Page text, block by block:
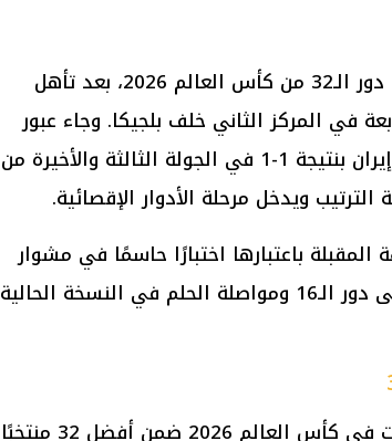
يلتقي منتخب مصر مع أستراليا في دور الـ32 من كأس العالم 2026، بعد تأهل
في المركز الثاني خلف بلجيكا. وجاء عبور
المنتخب المصري عقب التعادل مع إيران بنتيجة 1-1 في الجولة الثالثة والأخيرة من
ويدخل مرحلة الأدوار الإقصائية.
باعتبارها اختبارًا حاسمًا في مشوار
المنتخب، حيث يعني الفوز العبور إلى دور الـ16 ومواصلة الحلم في النسخة الحالية
أنهى منتخب مصر مرحلة المجموعات في كأس العالم 2026 ضمن أفضل 32 منتخبًا